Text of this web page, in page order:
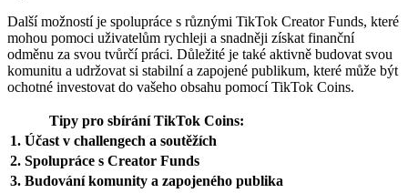
Další možností je spolupráce s různými TikTok Creator Funds, které
mohou pomoci uživatelům rychleji a snadněji získat finanční
odměnu za svou tvůrčí práci. Důležité je také aktivně budovat svou
komunitu a udržovat si stabilní a zapojené publikum, které může být
ochotné investovat do vašeho obsahu pomocí TikTok Coins.
Tipy pro sbírání TikTok Coins:
1. Účast v challengech a soutěžích
2. Spolupráce s Creator Funds
3. Budování komunity a zapojeného publika